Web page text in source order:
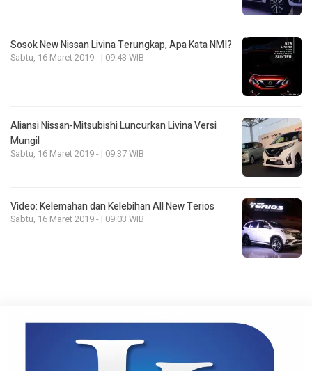
Sosok New Nissan Livina Terungkap, Apa Kata NMI?
Sabtu, 16 Maret 2019 - | 09:43 WIB
Aliansi Nissan-Mitsubishi Luncurkan Livina Versi
Mungil
Sabtu, 16 Maret 2019 - | 09:37 WIB
Video: Kelemahan dan Kelebihan All New Terios
Sabtu, 16 Maret 2019 - | 09:03 WIB